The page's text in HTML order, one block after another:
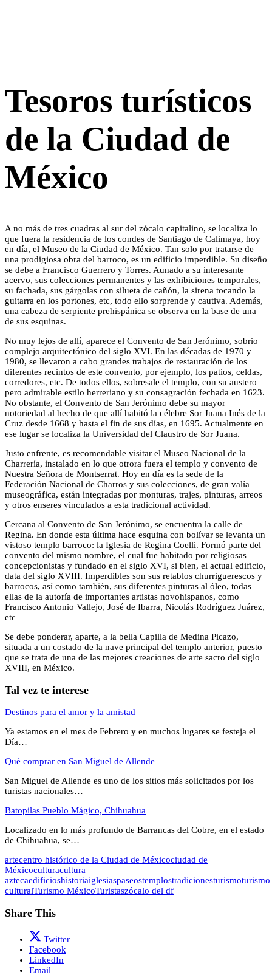
Tesoros turísticos
de la Ciudad de
México
A no más de tres cuadras al sur del zócalo capitalino, se localiza lo
que fuera la residencia de los condes de Santiago de Calimaya, hoy
en día, el Museo de la Ciudad de México. Tan solo por tratarse de
una prodigiosa obra del barroco, es un edificio imperdible. Su diseño
se debe a Francisco Guerrero y Torres. Aunado a su interesante
acervo, sus colecciones permanentes y las exhibiciones temporales,
su fachada, sus gárgolas con silueta de cañón, la sirena tocando la
guitarra en los portones, etc, todo ello sorprende y cautiva. Además,
una cabeza de serpiente prehispánica se observa en la base de una
de sus esquinas.
No muy lejos de allí, aparece el Convento de San Jerónimo, sobrio
complejo arquitectónico del siglo XVI. En las décadas de 1970 y
1980, se llevaron a cabo grandes trabajos de restauración de los
diferentes recintos de este convento, por ejemplo, los patios, celdas,
corredores, etc. De todos ellos, sobresale el templo, con su austero
pero admirable estilo herreriano y su consagración fechada en 1623.
No obstante, el Convento de San Jerónimo debe su mayor
notoriedad al hecho de que allí habitó la célebre Sor Juana Inés de la
Cruz desde 1668 y hasta el fin de sus días, en 1695. Actualmente en
ese lugar se localiza la Universidad del Claustro de Sor Juana.
Justo enfrente, es recomendable visitar el Museo Nacional de la
Charrería, instalado en lo que otrora fuera el templo y convento de
Nuestra Señora de Montserrat. Hoy en día es la sede de la
Federación Nacional de Charros y sus colecciones, de gran valía
museográfica, están integradas por monturas, trajes, pinturas, arreos
y otros enseres vinculados a esta tradicional actividad.
Cercana al Convento de San Jerónimo, se encuentra la calle de
Regina. En donde esta última hace esquina con bolívar se levanta un
vistoso templo barroco: la Iglesia de Regina Coelli. Formó parte del
convento del mismo nombre, el cual fue habitado por religiosas
concepcionistas y fundado en el siglo XVI, si bien, el actual edificio,
data del siglo XVIII. Imperdibles son sus retablos churriguerescos y
barrocos, así como también, sus diferentes pinturas al óleo, todas
ellas de la autoría de importantes artistas novohispanos, como
Francisco Antonio Vallejo, José de Ibarra, Nicolás Rodríguez Juárez,
etc
Se debe ponderar, aparte, a la bella Capilla de Medina Picazo,
situada a un costado de la nave principal del templo anterior, puesto
que se trata de una de las mejores creaciones de arte sacro del siglo
XVIII, en México.
Tal vez te interese
Destinos para el amor y la amistad
Ya estamos en el mes de Febrero y en muchos lugares se festeja el
Día…
Qué comprar en San Miguel de Allende
San Miguel de Allende es uno de los sitios más solicitados por los
turistas nacionales…
Batopilas Pueblo Mágico, Chihuahua
Localizado en lo más profundo de Barrancas del Cobre, en el estado
de Chihuahua, se…
artecentro histórico de la Ciudad de Méxicociudad de
Méxicoculturacultura
aztecaedificioshistoriaiglesiaspaseostemplostradicionesturismoturismo
culturalTurismo MéxicoTuristaszócalo del df
Share This
Twitter
Facebook
LinkedIn
Email